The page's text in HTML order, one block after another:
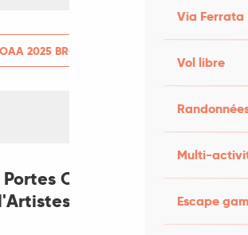
Via Ferrata
Vol libre
Multi-
Escape
2025 BROCHURE WEB
Ouvertes des
de Pagès du